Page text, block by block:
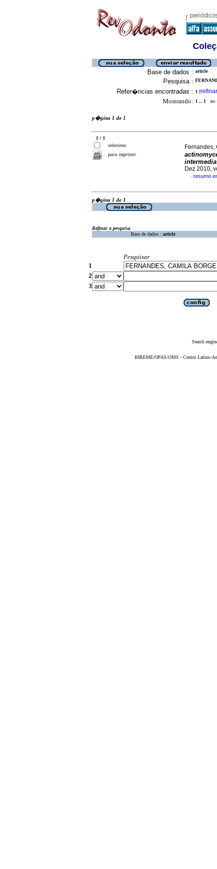
Base de dados : article
Pesquisa :
Refer�ncias encontradas : 1 [refinar
Mostrando: 1 .. 1 no
p�gina 1 de 1
1 / 1
seleciona
para imprimir
intermedia
Dez 2010,
· resumo
p�gina 1 de 1
Refinar a pesquisa
Base de dados : article
Pesquisar
1
2
3
Search
BIREME/OPAS/OMS - Centro Latino-